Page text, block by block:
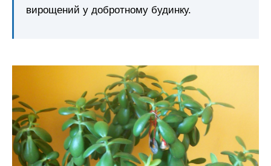
вирощений у добротному будинку.